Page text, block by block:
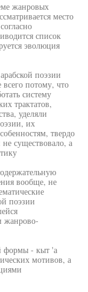
жанровых
место
список
эволюция
поэзии
потому, что
систему
трактатов,
уделяли
их
твердо
существовало, а
вообще, не
поэзии
жанрово-
формы - кыт 'а
мотивов, а